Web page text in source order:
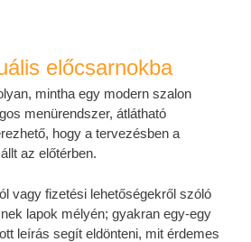
előcsarnokba
mintha egy modern szalon
menürendszer, átlátható
hogy a tervezésben a
az előtérben.
vagy fizetési lehetőségekről szóló
lapok mélyén; gyakran egy-egy
leírás segít eldönteni, mit érdemes